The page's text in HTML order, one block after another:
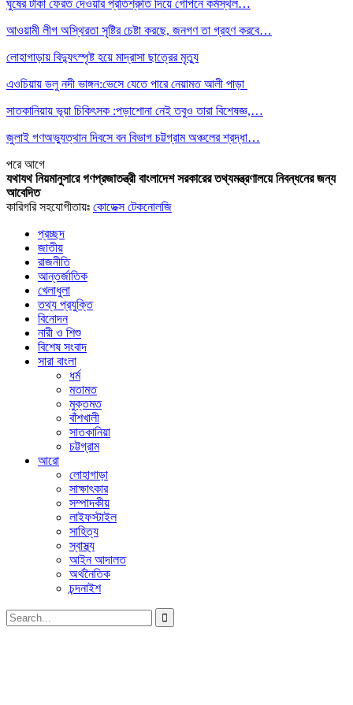
ঘুষের টাকা ফেরত দেওয়ার প্রতিশ্রুতি দিয়ে গোপনে কর্মস্থল…
আওয়ামী লীগ অস্থিরতা সৃষ্টির চেষ্টা করছে, জনগণ তা গ্রহণ করবে…
লোহাগাড়ায় বিদ্যুৎস্পৃষ্ট হয়ে মাদ্রাসা ছাত্রের মৃত্যু
এওচিয়ায় ডলু নদী ভাঙ্গন:ভেসে যেতে পারে নেয়ামত আলী পাড়া
সাতকানিয়ায় ভূয়া চিকিৎসক :পড়াশোনা নেই তবুও তারা বিশেষজ্ঞ,…
জুলাই গণঅভ্যুত্থান দিবসে বন বিভাগ চট্টগ্রাম অঞ্চলের শ্রদ্ধা…
পরেআগে
যথাযথ নিয়মানুসারে গণপ্রজাতন্ত্রী বাংলাদেশ সরকারের তথ্যমন্ত্রণালয়ে নিবন্ধনের জন্য
আবেদিত
কারিগরি সহযোগীতায়ঃ কোডেক্স টেকনোলজি
প্রচ্ছদ
জাতীয়
রাজনীতি
আন্তর্জাতিক
খেলাধুলা
তথ্য প্রযুক্তি
বিনোদন
নারী ও শিশু
বিশেষ সংবাদ
সারা বাংলা
ধর্ম
মতামত
মুক্তমত
বাঁশখালী
সাতকানিয়া
চট্টগ্রাম
আরো
লোহাগাড়া
সাক্ষাৎকার
সম্পাদকীয়
লাইফস্টাইল
সাহিত্য
স্বাস্থ্য
আইন আদালত
অর্থনৈতিক
চন্দনাইশ